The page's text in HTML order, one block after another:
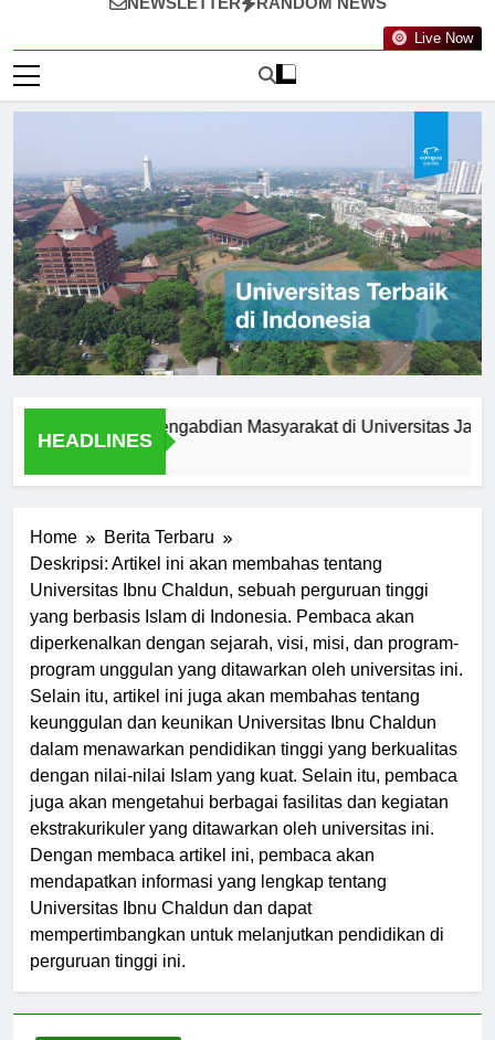
RANDOM NEWS
dalam Pengabdian Masyarakat di Universitas Jakarta
Home
Berita Terbaru
Deskripsi: Artikel ini akan membahas tentang
Universitas Ibnu Chaldun, sebuah perguruan tinggi
yang berbasis Islam di Indonesia. Pembaca akan
diperkenalkan dengan sejarah, visi, misi, dan program-
program unggulan yang ditawarkan oleh universitas ini.
Selain itu, artikel ini juga akan membahas tentang
keunggulan dan keunikan Universitas Ibnu Chaldun
dalam menawarkan pendidikan tinggi yang berkualitas
dengan nilai-nilai Islam yang kuat. Selain itu, pembaca
juga akan mengetahui berbagai fasilitas dan kegiatan
ekstrakurikuler yang ditawarkan oleh universitas ini.
Dengan membaca artikel ini, pembaca akan
mendapatkan informasi yang lengkap tentang
Universitas Ibnu Chaldun dan dapat
mempertimbangkan untuk melanjutkan pendidikan di